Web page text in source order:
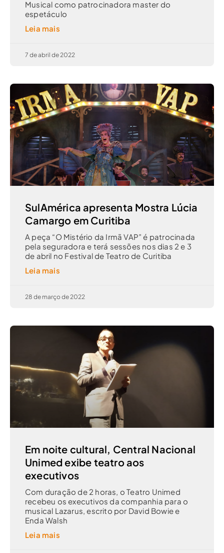
Musical como patrocinadora master do
espetáculo
Leia mais
7 de abril de 2022
SulAmérica apresenta Mostra Lúcia
Camargo em Curitiba
​A peça “O Mistério da Irmã VAP” é patrocinada
pela seguradora e terá sessões nos dias 2 e 3
de abril no Festival de Teatro de Curitiba
Leia mais
28 de março de 2022
Em noite cultural, Central Nacional
Unimed exibe teatro aos
executivos
Com duração de 2 horas, o Teatro Unimed
recebeu os executivos da companhia para o
musical Lazarus, escrito por David Bowie e
Enda Walsh
Leia mais